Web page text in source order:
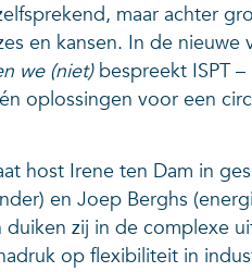
maar achter
en kansen. In de nieuwe
we (niet)bespreekt ISPT –
oplossingen voor een
host Irene ten Dam in
en Joep Berghs
duiken zij in de complexe
op flexibiliteit in